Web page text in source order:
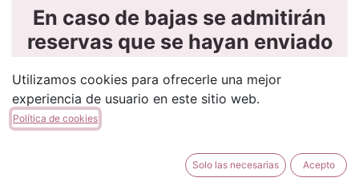
En caso de bajas se admitirán
reservas que se hayan enviado
🥖 COMIDA DE "SANT JORDI"
domingo 26 de abril, celebraremos en
Utilizamos cookies para ofrecerle una mejor
experiencia de usuario en este sitio web.
Política de cookies
Solo las necesarias Acepto